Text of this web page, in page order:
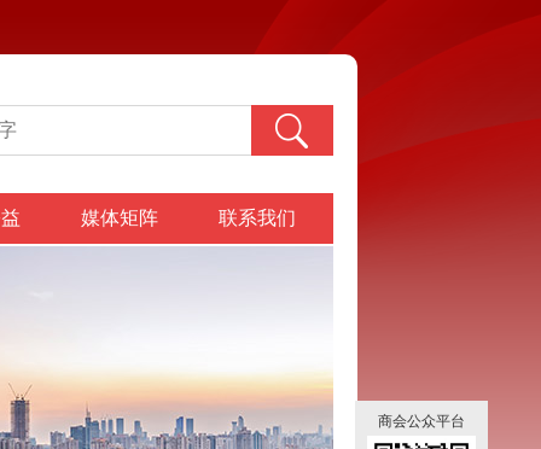
媒体矩阵 联系我们
商会公众平台